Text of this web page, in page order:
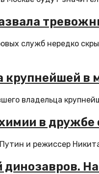
служб нередко
крупнейшей
владельца
в
и режиссер